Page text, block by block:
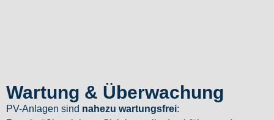
Wartung & Überwachung
PV-Anlagen sind nahezu wartungsfrei: